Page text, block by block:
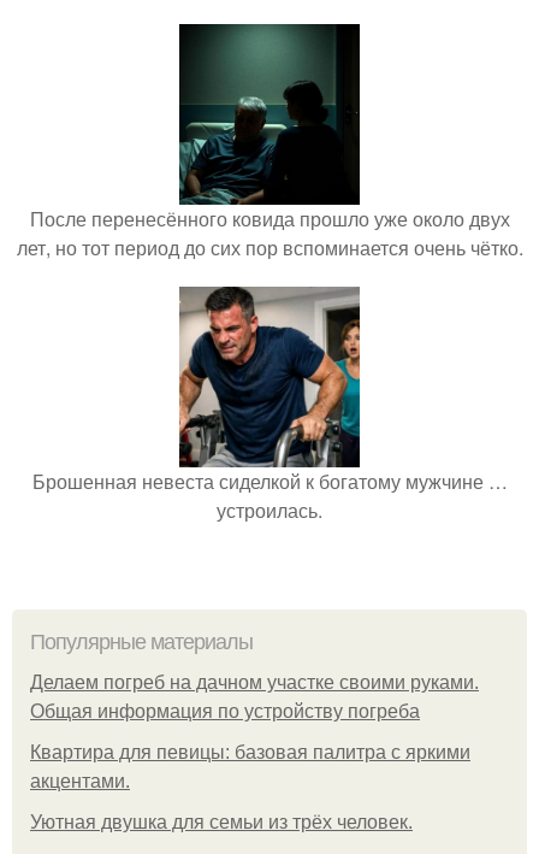
После перенесённого ковида прошло уже около двух
лет, но тот период до сих пор вспоминается очень чётко.
Брошенная невеста сиделкой к богатому мужчине …
устроилась.
Популярные материалы
Делаем погреб на дачном участке своими руками.
Общая информация по устройству погреба
Квартира для певицы: базовая палитра с яркими
акцентами.
Уютная двушка для семьи из трёх человек.